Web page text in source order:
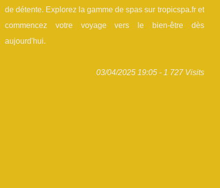
de détente. Explorez la gamme de spas sur tropicspa.fr et
commencez votre voyage vers le bien-être dès
aujourd'hui.
03/04/2025 19:05 - 1 727 Visits